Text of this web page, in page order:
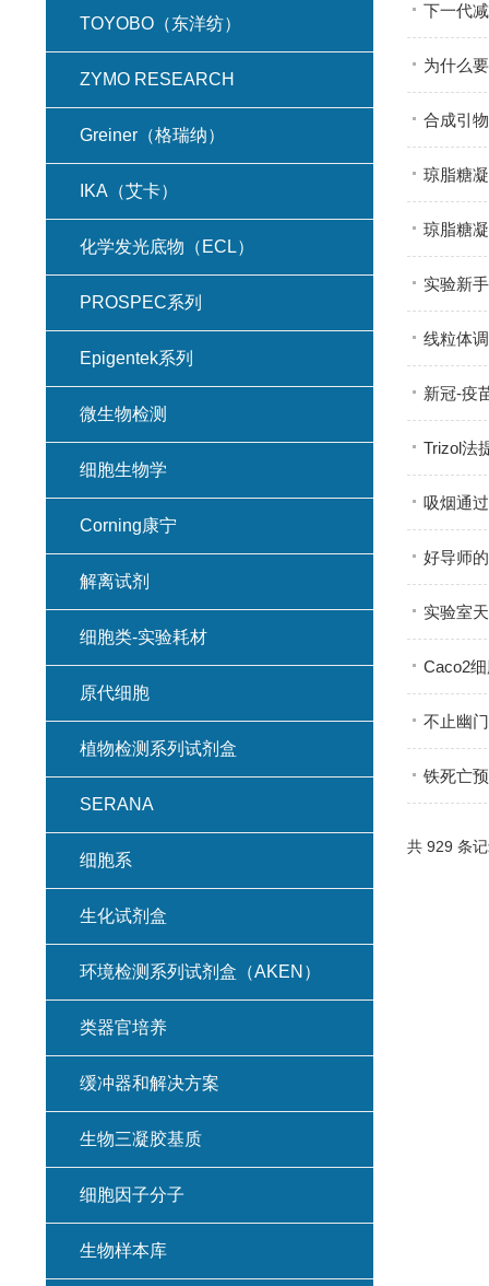
下一代
为什么
合成引
琼脂糖
琼脂糖
实验新
线粒体
新冠-疫
Trizol法
吸烟通
好导师
实验室
Caco2
不止幽
铁死亡
共 929 条
TOYOBO（东洋纺）
ZYMO RESEARCH
Greiner（格瑞纳）
IKA（艾卡）
化学发光底物（ECL）
PROSPEC系列
Epigentek系列
微生物检测
细胞生物学
Corning康宁
解离试剂
细胞类-实验耗材
原代细胞
植物检测系列试剂盒
SERANA
细胞系
生化试剂盒
环境检测系列试剂盒（AKEN）
类器官培养
缓冲器和解决方案
生物三凝胶基质
细胞因子分子
生物样本库